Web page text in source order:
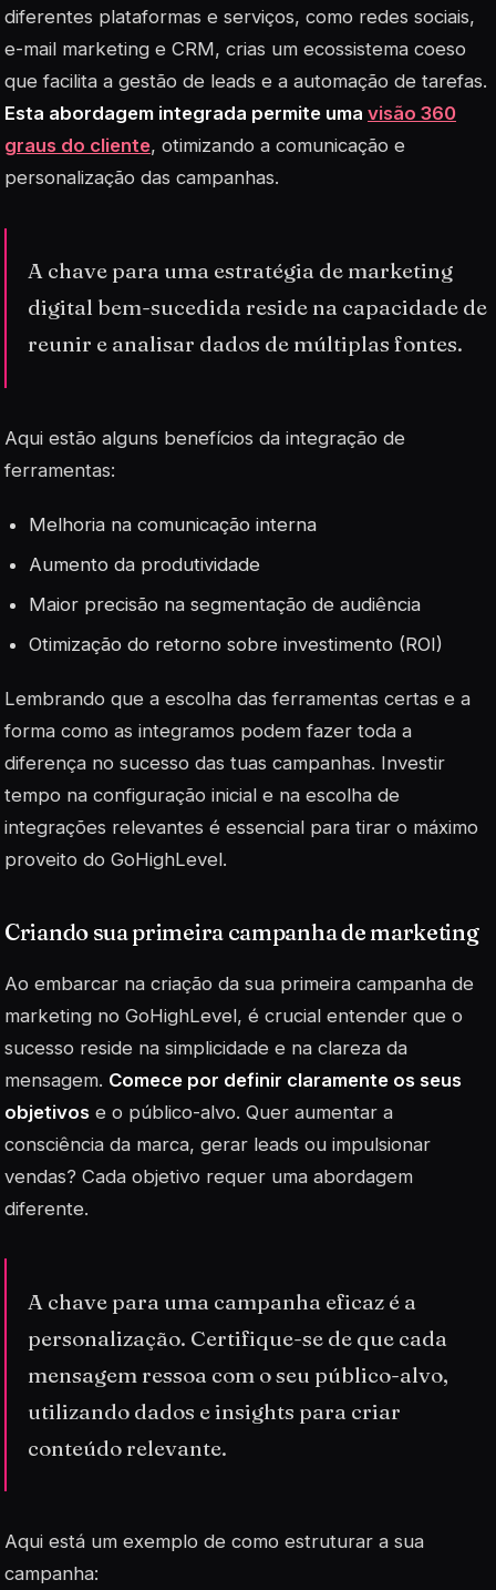
diferentes plataformas e serviços, como redes sociais,
e-mail marketing e CRM, crias um ecossistema coeso
que facilita a gestão de leads e a automação de tarefas.
Esta abordagem integrada permite uma visão 360
graus do cliente, otimizando a comunicação e
personalização das campanhas.
A chave para uma estratégia de marketing
digital bem-sucedida reside na capacidade de
reunir e analisar dados de múltiplas fontes.
Aqui estão alguns benefícios da integração de
ferramentas:
Melhoria na comunicação interna
Aumento da produtividade
Maior precisão na segmentação de audiência
Otimização do retorno sobre investimento (ROI)
Lembrando que a escolha das ferramentas certas e a
forma como as integramos podem fazer toda a
diferença no sucesso das tuas campanhas. Investir
tempo na configuração inicial e na escolha de
integrações relevantes é essencial para tirar o máximo
proveito do GoHighLevel.
Criando sua primeira campanha de marketing
Ao embarcar na criação da sua primeira campanha de
marketing no GoHighLevel, é crucial entender que o
sucesso reside na simplicidade e na clareza da
mensagem. Comece por definir claramente os seus
objetivos e o público-alvo. Quer aumentar a
consciência da marca, gerar leads ou impulsionar
vendas? Cada objetivo requer uma abordagem
diferente.
A chave para uma campanha eficaz é a
personalização. Certifique-se de que cada
mensagem ressoa com o seu público-alvo,
utilizando dados e insights para criar
conteúdo relevante.
Aqui está um exemplo de como estruturar a sua
campanha: